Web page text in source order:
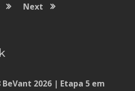
Next
BeVant 2026 | Etapa 5 em